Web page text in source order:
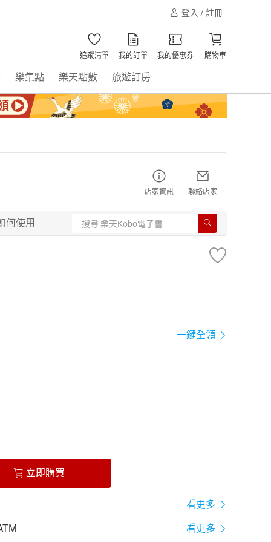
登入 / 註冊
追蹤清單 我的訂單 我的優惠券 購物車
樂集點 樂天點數 旅遊訂房
店家資訊 聯絡店家
何使用
一鍵全領
立即購買
看更多
看更多